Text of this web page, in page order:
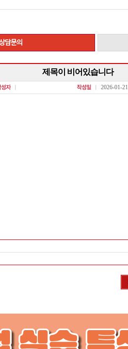
담문의
제목이 비어있습니다
2026-01-21